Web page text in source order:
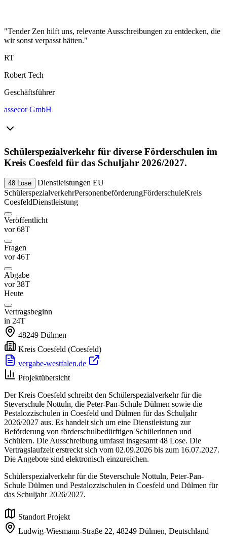
"Tender Zen hilft uns, relevante Ausschreibungen zu entdecken, die
wir sonst verpasst hätten."
RT
Robert Tech
Geschäftsführer
assecor GmbH
Schülerspezialverkehr für diverse Förderschulen im
Kreis Coesfeld für das Schuljahr 2026/2027.
48 Lose Dienstleistungen EU
SchülerspezialverkehrPersonenbeförderungFörderschuleKreis
CoesfeldDienstleistung
Veröffentlicht
vor 68T
Fragen
vor 46T
Abgabe
vor 38T
Heute
Vertragsbeginn
in 24T
48249 Dülmen
Kreis Coesfeld (Coesfeld)
vergabe-westfalen.de
Projektübersicht
Der Kreis Coesfeld schreibt den Schülerspezialverkehr für die
Steverschule Nottuln, die Peter-Pan-Schule Dülmen sowie die
Pestalozzischulen in Coesfeld und Dülmen für das Schuljahr
2026/2027 aus. Es handelt sich um eine Dienstleistung zur
Beförderung von förderschulbedürftigen Schülerinnen und
Schülern. Die Ausschreibung umfasst insgesamt 48 Lose. Die
Vertragslaufzeit erstreckt sich vom 02.09.2026 bis zum 16.07.2027.
Die Angebote sind elektronisch einzureichen.
Schülerspezialverkehr für die Steverschule Nottuln, Peter-Pan-
Schule Dülmen und Pestalozzischulen in Coesfeld und Dülmen für
das Schuljahr 2026/2027.
Standort Projekt
Ludwig-Wiesmann-Straße 22, 48249 Dülmen, Deutschland